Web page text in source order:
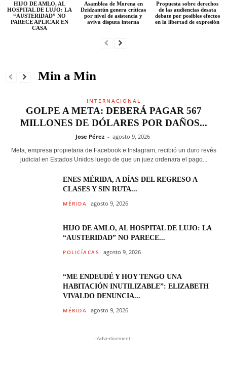
HIJO DE AMLO, AL
HOSPITAL DE LUJO: LA
“AUSTERIDAD” NO
PARECE APLICAR EN
CASA
Asamblea de Morena en
Dzidzantún genera críticas
por nivel de asistencia y
aviva disputa interna
Propuesta sobre derechos
de las audiencias desata
debate por posibles efectos
en la libertad de expresión
Min a Min
INTERNACIONAL
GOLPE A META: DEBERÁ PAGAR 567
MILLONES DE DÓLARES POR DAÑOS...
Jose Pérez - agosto 9, 2026
Meta, empresa propietaria de Facebook e Instagram, recibió un duro revés
judicial en Estados Unidos luego de que un juez ordenara el pago...
ENES MÉRIDA, A DÍAS DEL REGRESO A
CLASES Y SIN RUTA...
MÉRIDA agosto 9, 2026
HIJO DE AMLO, AL HOSPITAL DE LUJO: LA
“AUSTERIDAD” NO PARECE...
POLICÍACAS agosto 9, 2026
“ME ENDEUDÉ Y HOY TENGO UNA
HABITACIÓN INUTILIZABLE”: ELIZABETH
VIVALDO DENUNCIA...
MÉRIDA agosto 9, 2026
- Advertisement -